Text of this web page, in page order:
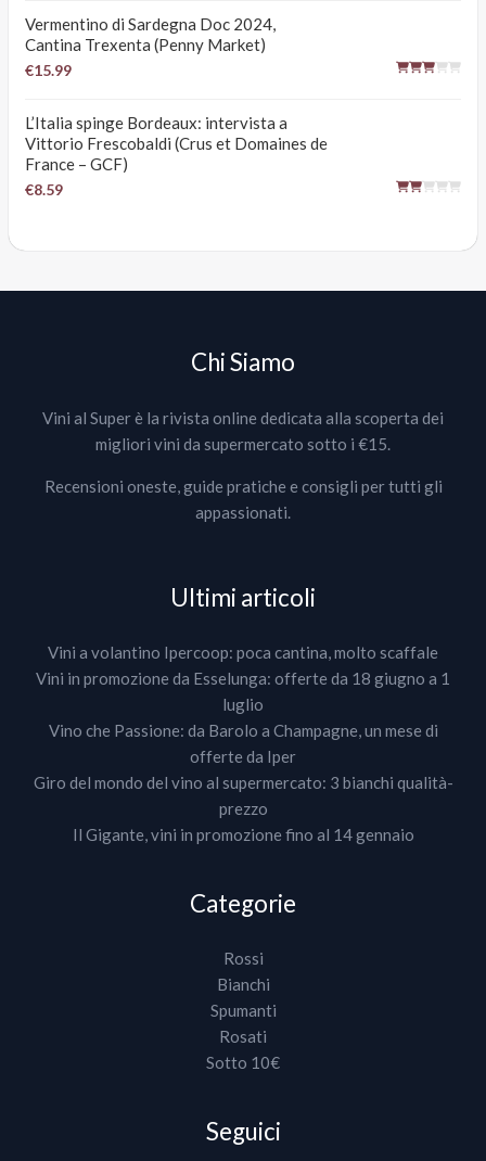
Vermentino di Sardegna Doc 2024,
Cantina Trexenta (Penny Market)
€15.99
L’Italia spinge Bordeaux: intervista a
Vittorio Frescobaldi (Crus et Domaines de
France – GCF)
€8.59
Chi Siamo
Vini al Super è la rivista online dedicata alla scoperta dei
migliori vini da supermercato sotto i €15.
Recensioni oneste, guide pratiche e consigli per tutti gli
appassionati.
Ultimi articoli
Vini a volantino Ipercoop: poca cantina, molto scaffale
Vini in promozione da Esselunga: offerte da 18 giugno a 1
luglio
Vino che Passione: da Barolo a Champagne, un mese di
offerte da Iper
Giro del mondo del vino al supermercato: 3 bianchi qualità-
prezzo
Il Gigante, vini in promozione fino al 14 gennaio
Categorie
Rossi
Bianchi
Spumanti
Rosati
Sotto 10€
Seguici